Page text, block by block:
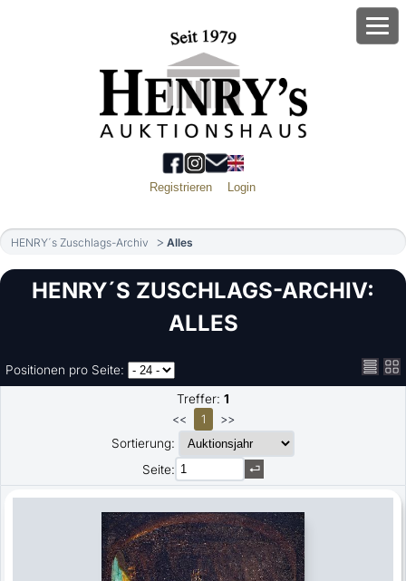
Registrieren Login
HENRY´s Zuschlags-Archiv Alles
HENRY´S ZUSCHLAGS-ARCHIV:
ALLES
Positionen pro Seite:
Treffer: 1
<< 1 >>
Sortierung:
Seite: